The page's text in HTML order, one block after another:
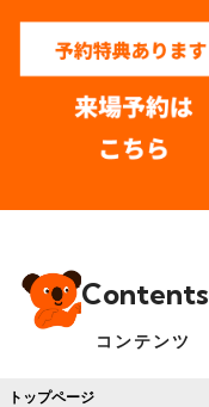
Contents
コンテンツ
トップページ